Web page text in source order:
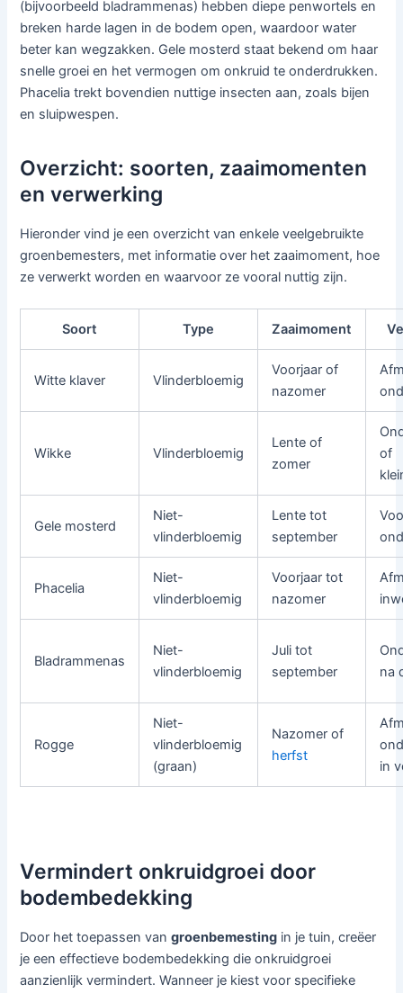
(bijvoorbeeld bladrammenas) hebben diepe penwortels en
breken harde lagen in de bodem open, waardoor water
beter kan wegzakken. Gele mosterd staat bekend om haar
snelle groei en het vermogen om onkruid te onderdrukken.
Phacelia trekt bovendien nuttige insecten aan, zoals bijen
en sluipwespen.
Overzicht: soorten, zaaimomenten
en verwerking
Hieronder vind je een overzicht van enkele veelgebruikte
groenbemesters, met informatie over het zaaimoment, hoe
ze verwerkt worden en waarvoor ze vooral nuttig zijn.
Soort Type Zaaimoment
Witte klaver Vlinderbloemig
Voorjaar of
nazomer
Wikke Vlinderbloemig
Lente of
zomer
of
Gele mosterd
Niet-
vlinderbloemig
Lente tot
september
Phacelia
Niet-
vlinderbloemig
Voorjaar tot
nazomer
Bladrammenas
Niet-
vlinderbloemig
Juli tot
september
na
Rogge
Niet-
vlinderbloemig
(graan)
Nazomer of
herfst
in
Vermindert onkruidgroei door
bodembedekking
Door het toepassen vangroenbemesting in je tuin, creëer
je een effectieve bodembedekking die onkruidgroei
aanzienlijk vermindert. Wanneer je kiest voor specifieke